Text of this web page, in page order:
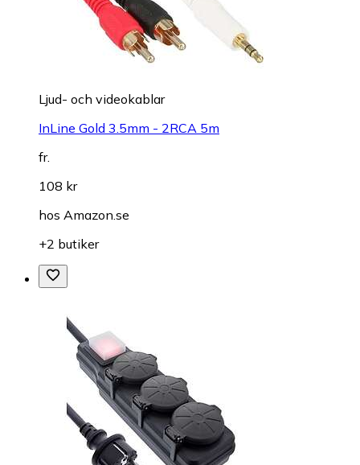
Ljud- och videokablar
InLine Gold 3.5mm - 2RCA 5m
fr.
108 kr
hos Amazon.se
+2 butiker